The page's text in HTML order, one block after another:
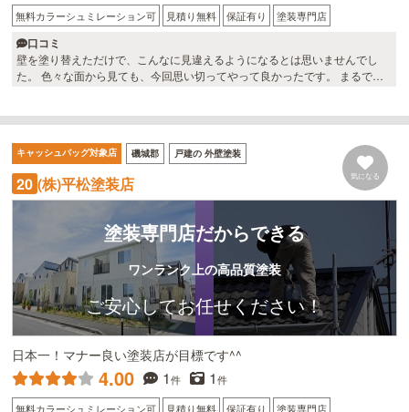
無料カラーシュミレーション可 見積り無料 保証有り 塗装専門店
口コミ
壁を塗り替えただけで、こんなに見違えるようになるとは思いませんでし
た。 色々な面から見ても、今回思い切ってやって良かったです。 まるで新
キャッシュバッグ対象店 磯城郡 戸建の 外壁塗装
20 (株)平松塗装店 気になる
塗装専門店だからできる
ワンランク上の高品質塗装
ご安心してお任せください！
日本一！マナー良い塗装店が目標です^^
4.00 1件 1件
無料カラーシュミレーション可 見積り無料 保証有り 塗装専門店